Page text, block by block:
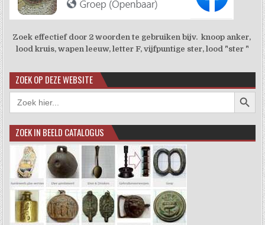
Zoek effectief door 2 woorden te gebruiken bijv. knoop anker,
lood kruis, wapen leeuw, letter F, vijfpuntige ster, lood "ster "
ZOEK OP DEZE WEBSITE
Zoek
naar:
ZOEK IN BEELD CATALOGUS